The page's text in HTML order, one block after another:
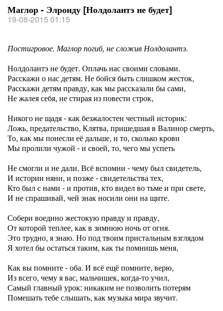
Маглор - Элронду [Нолдолантэ не будет]
19-08-2015 01:15
Постигровое. Маглор погиб, не сложив Нолдолантэ.
Нолдолантэ не будет. Оплачь нас своими словами.
Расскажи о нас детям. Не бойся быть слишком жесток,
Расскажи детям правду, как мы рассказали бы сами,
Не жалея себя, не стирая из повести строк,
Никого не щадя - как безжалостен честный историк:
Ложь, предательство, Клятва, пришедшая в Валинор смерть,
То, как мы понесли её дальше, и то, сколько крови
Мы пролили чужой - и своей, то, чего мы успеть
Не смогли и не дали. Всё вспомни - чему был свидетель,
И истории няни, и позже - свидетельства тех,
Кто был с нами - и против, кто видел во тьме и при свете,
И не спрашивай, чей знак носили они на щите.
Собери воедино жестокую правду и правду,
От которой теплее, как в зимнюю ночь от огня.
Это трудно, я знаю. Но под твоим пристальным взглядом
Я хотел бы остаться таким, как ты помнишь меня,
Как вы помните - оба. И всё ещё помните, верю,
Из всего, чему я вас, мальчишек, когда-то учил,
Самый главный урок: никаким не позволить потерям
Помешать тебе слышать, как музыка мира звучит.